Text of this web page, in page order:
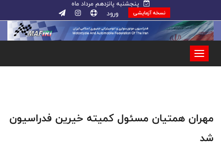
پنجشنبه پانزدهم مرداد ماه
نسخه آزمایشی ورود
مهران همتیان مسئول کمیته خیرین فدراسیون
شد